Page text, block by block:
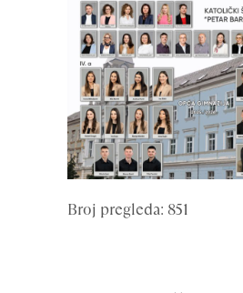
Broj pregleda: 851